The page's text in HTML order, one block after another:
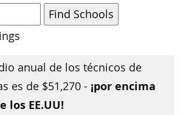
anual de los técnicos de
es de $51,270 - ¡por encima
los EE.UU!